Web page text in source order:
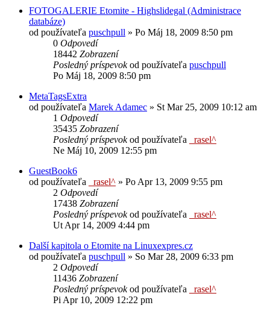
FOTOGALERIE Etomite - Highslidegal (Administrace
databáze)
od používateľa puschpull » Po Máj 18, 2009 8:50 pm
0 Odpovedí
18442 Zobrazení
Posledný príspevokod používateľa puschpull
Po Máj 18, 2009 8:50 pm
MetaTagsExtra
od používateľa Marek Adamec » St Mar 25, 2009 10:12 am
1 Odpovedí
35435 Zobrazení
Posledný príspevokod používateľa
_rasel^
Ne Máj 10, 2009 12:55 pm
GuestBook6
od používateľa
_rasel^ » Po Apr 13, 2009 9:55 pm
2 Odpovedí
17438 Zobrazení
Posledný príspevokod používateľa
_rasel^
Ut Apr 14, 2009 4:44 pm
Další kapitola o Etomite na Linuxexpres.cz
od používateľa puschpull » So Mar 28, 2009 6:33 pm
2 Odpovedí
11436 Zobrazení
Posledný príspevokod používateľa
_rasel^
Pi Apr 10, 2009 12:22 pm